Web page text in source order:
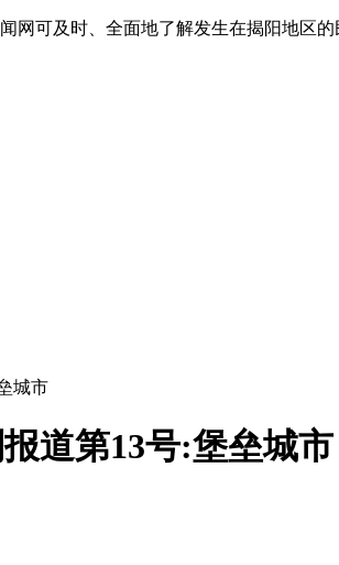
可及时、全面地了解发生在揭阳地区的
城市
道第13号:堡垒城市